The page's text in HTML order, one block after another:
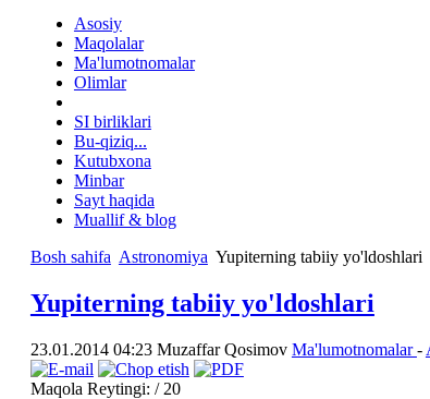
Asosiy
Maqolalar
Ma'lumotnomalar
Olimlar
SI birliklari
Bu-qiziq...
Kutubxona
Minbar
Sayt haqida
Muallif & blog
Bosh sahifa Astronomiya Yupiterning tabiiy yo'ldoshlari
Yupiterning tabiiy yo'ldoshlari
23.01.2014 04:23 Muzaffar Qosimov Ma'lumotnomalar-
Maqola Reytingi: / 20